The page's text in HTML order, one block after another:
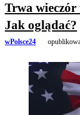
Trwa wieczór
Jak oglądać?
wPolsce24